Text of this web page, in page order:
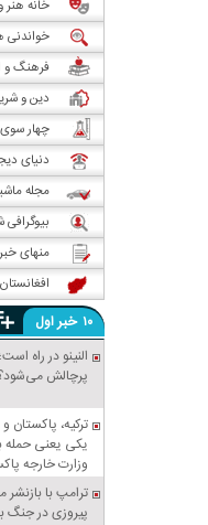
خانه هنر
خواندنی
فرهنگ و
دین و
چهار
دنیای
مجله
منهای خبر
افغانستان
۱۰ خبراول
النینو در راه
پرچالش
ترکیه، پاکستان
یکی یعنی حمله
وزارت خارجه
پیمان دفاعی
ترامپ با
پیروزی در جنگ